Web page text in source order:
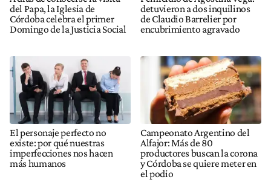
del Papa, la Iglesia de
Córdoba celebra el primer
Domingo de la Justicia Social
detuvieron a dos inquilinos
de Claudio Barrelier por
encubrimiento agravado
El personaje perfecto no
existe: por qué nuestras
imperfecciones nos hacen
más humanos
Campeonato Argentino del
Alfajor: Más de 80
productores buscan la corona
y Córdoba se quiere meter en
el podio